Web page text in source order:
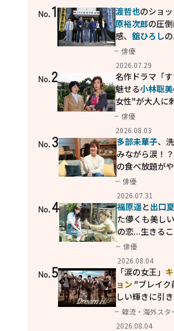
No.1 渡哲也のショ
原裕次郎の圧
感、舘ひろし
クション！"大
カッコよさが
「西部警察
俳優
2026.07.29
No.2
名作ドラマ「
魅せる小林聡美
女性"が大人に
画「かもめ食堂
じる静かな芝居
俳優
2026.08.03
No.3 多部未華子、
みながら涙！
の食べ放題が
い」ハンディフ
暑さ対策も明か
俳優
2026.07.31
No.4 福原遥と出口
た儚くも美し
の恋...生きる
を教えてくれた
の花が咲く丘
た出会えたら。
俳優
2026.08.04
No.5 「涙の女王」
ョン "ブレイク
しい輝きに引
る...2PM テギョ
共演の青春名
韓流・海外スタ
2026.08.04